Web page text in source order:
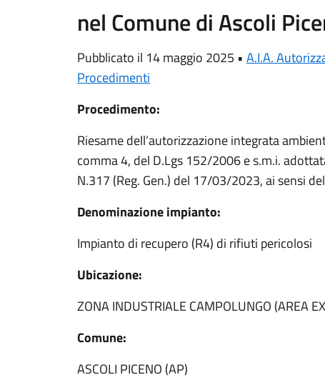
nel Comune di Ascoli
Pubblicato il 14 maggio 2025 • A.I.A.
Procedimenti
Procedimento:
Riesame dell’autorizzazione integrata
comma 4, del D.Lgs 152/2006 e s.m.i.
N.317 (Reg. Gen.) del 17/03/2023, ai sensi
Denominazione impianto:
Impianto di recupero (R4) di rifiuti pericolosi
Ubicazione:
ZONA INDUSTRIALE CAMPOLUNGO (AREA
Comune:
ASCOLI PICENO (AP)